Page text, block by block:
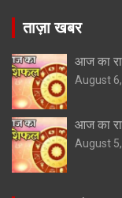
ताज़ा खबर
आज का
August
आज का
August